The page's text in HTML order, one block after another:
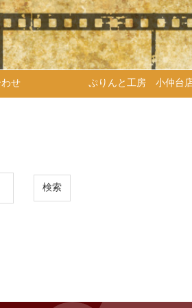
せ ぷりんと工房 小仲台